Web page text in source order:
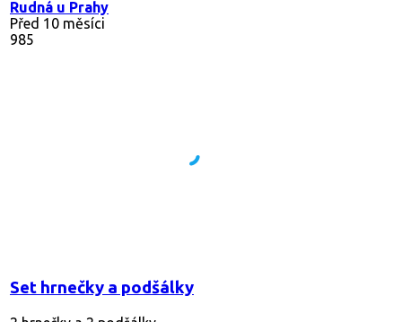
Rudná u Prahy
Před 10 měsíci
985
Set hrnečky a podšálky